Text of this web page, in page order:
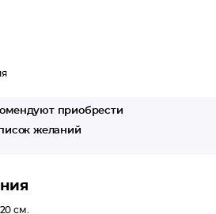
приобрести
желаний
см.